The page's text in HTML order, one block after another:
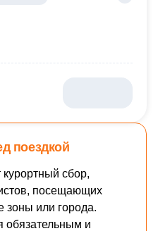
поездкой
курортный сбор,
посещающих
зоны или города.
обязательным и